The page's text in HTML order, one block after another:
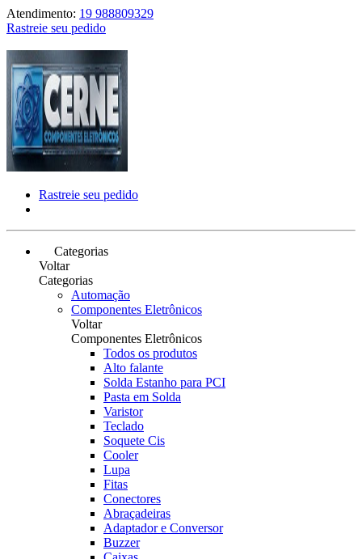
Atendimento: 19 988809329
Rastreie seu pedido
Rastreie seu pedido
Categorias
Voltar
Categorias
Automação
Componentes Eletrônicos
Voltar
Componentes Eletrônicos
Todos os produtos
Alto falante
Solda Estanho para PCI
Pasta em Solda
Varistor
Teclado
Soquete Cis
Cooler
Lupa
Fitas
Conectores
Abraçadeiras
Adaptador e Conversor
Buzzer